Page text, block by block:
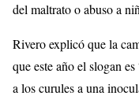
del maltrato o abuso a
Rivero explicó que la
que este año el slogan
a los curules a una